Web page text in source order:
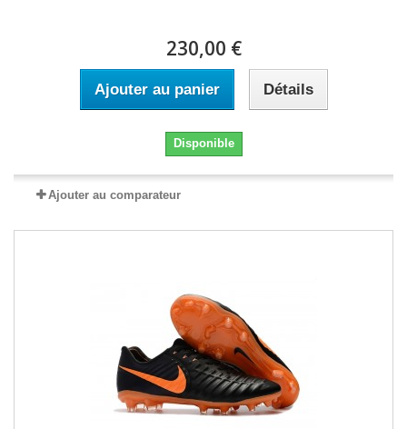
230,00 €
Ajouter au panier Détails
Disponible
Ajouter au comparateur